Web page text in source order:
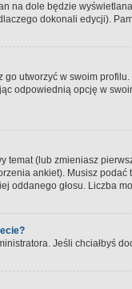
na dole będzie
dokonali edycji).
utworzyć w swoim
odpowiednią opcję w
temat (lub zmieniasz
ankiet). Musisz
oddanego głosu. Liczba
Jeśli chciałbyś